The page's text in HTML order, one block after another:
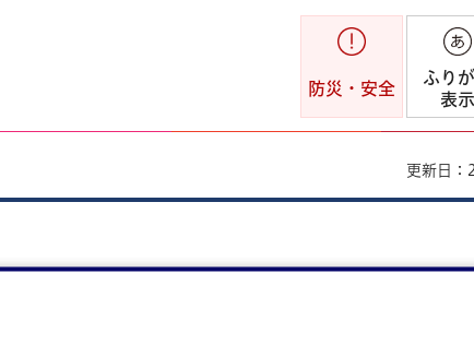
防災・安全
ふり
表示
更新日